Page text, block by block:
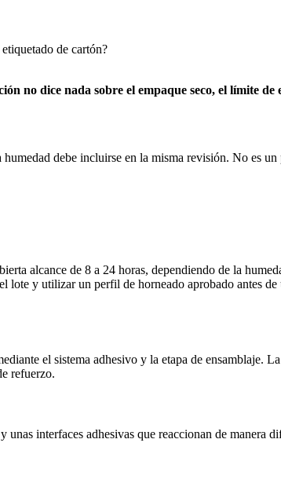
de cartón?
no dice nada sobre el empaque seco, el límite de
debe incluirse en la misma revisión. No es un
alcance de 8 a 24 horas, dependiendo de la
lote y utilizar un perfil de horneado aprobado antes
el sistema adhesivo y la etapa de ensamblaje.
refuerzo.
unas interfaces adhesivas que reaccionan de manera